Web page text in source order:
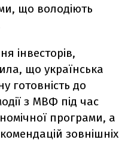
що володіють
інвесторів,
що українська
готовність до
з МВФ під час
програми, а
зовнішніх